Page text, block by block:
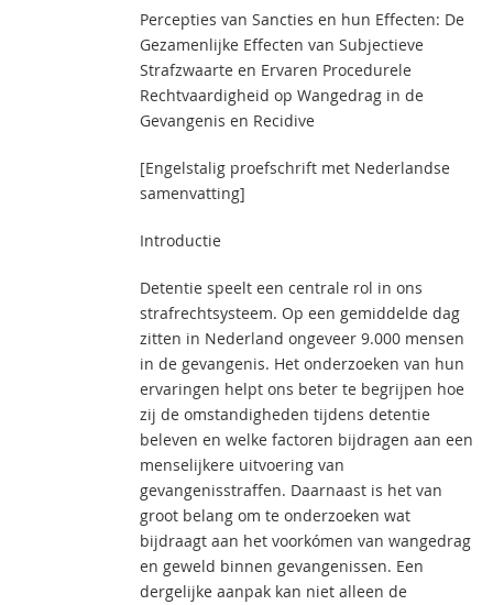
Percepties van Sancties en hun Effecten: De
Gezamenlijke Effecten van Subjectieve
Strafzwaarte en Ervaren Procedurele
Rechtvaardigheid op Wangedrag in de
Gevangenis en Recidive
[Engelstalig proefschrift met Nederlandse
samenvatting]
Introductie
Detentie speelt een centrale rol in ons
strafrechtsysteem. Op een gemiddelde dag
zitten in Nederland ongeveer 9.000 mensen
in de gevangenis. Het onderzoeken van hun
ervaringen helpt ons beter te begrijpen hoe
zij de omstandigheden tijdens detentie
beleven en welke factoren bijdragen aan een
menselijkere uitvoering van
gevangenisstraffen. Daarnaast is het van
groot belang om te onderzoeken wat
bijdraagt aan het voorkómen van wangedrag
en geweld binnen gevangenissen. Een
dergelijke aanpak kan niet alleen de